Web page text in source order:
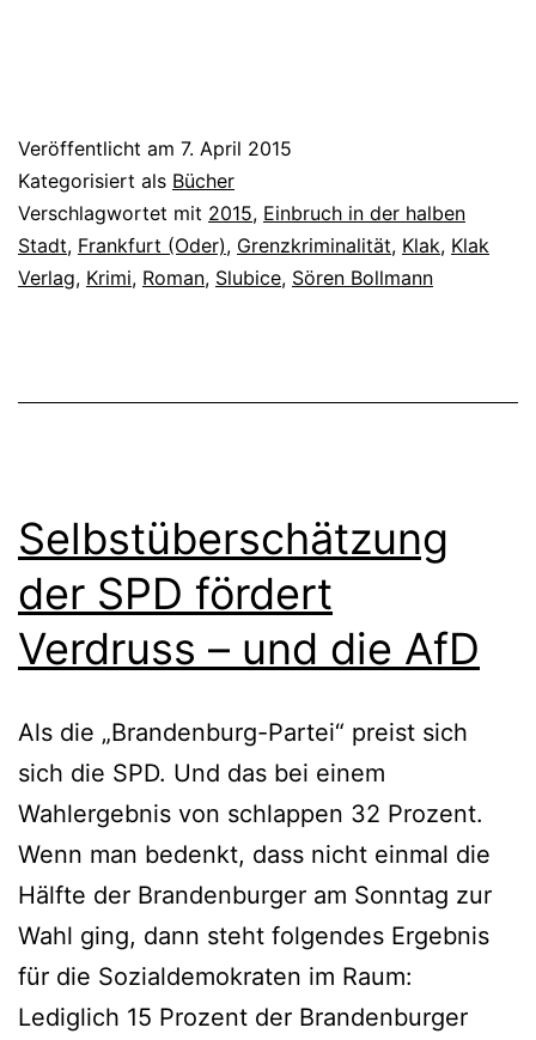
Veröffentlicht am 7. April 2015
Kategorisiert als Bücher
Verschlagwortet mit 2015, Einbruch in der halben
Stadt, Frankfurt (Oder), Grenzkriminalität, Klak, Klak
Verlag, Krimi, Roman, Slubice, Sören Bollmann
Selbstüberschätzung
der SPD fördert
Verdruss – und die AfD
Als die „Brandenburg-Partei“ preist sich
sich die SPD. Und das bei einem
Wahlergebnis von schlappen 32 Prozent.
Wenn man bedenkt, dass nicht einmal die
Hälfte der Brandenburger am Sonntag zur
Wahl ging, dann steht folgendes Ergebnis
für die Sozialdemokraten im Raum:
Lediglich 15 Prozent der Brandenburger